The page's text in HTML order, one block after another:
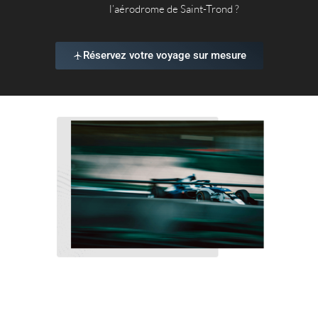
l’aérodrome de Saint-Trond ?
Réservez votre voyage sur mesure